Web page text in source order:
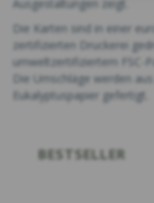
Ausgestaltungen zeigt.
Die Karten sind in einer
zertifizierten Druckerei
umweltzertifiziertem FSC-
Die Umschläge werden
Eukalyptuspapier gefertigt.
BESTSELLER